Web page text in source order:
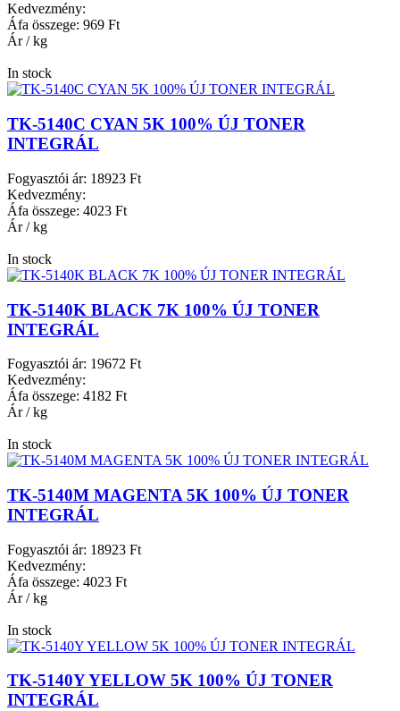
Kedvezmény:
Áfa összege: 969 Ft
Ár / kg
In stock
TK-5140C CYAN 5K 100% ÚJ TONER
INTEGRÁL
Fogyasztói ár: 18923 Ft
Kedvezmény:
Áfa összege: 4023 Ft
Ár / kg
In stock
TK-5140K BLACK 7K 100% ÚJ TONER
INTEGRÁL
Fogyasztói ár: 19672 Ft
Kedvezmény:
Áfa összege: 4182 Ft
Ár / kg
In stock
TK-5140M MAGENTA 5K 100% ÚJ TONER
INTEGRÁL
Fogyasztói ár: 18923 Ft
Kedvezmény:
Áfa összege: 4023 Ft
Ár / kg
In stock
TK-5140Y YELLOW 5K 100% ÚJ TONER
INTEGRÁL